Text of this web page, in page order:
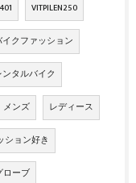
VITPILEN250
イクファッション
ンタルバイク
メンズ レディース
ション好き
ローブ